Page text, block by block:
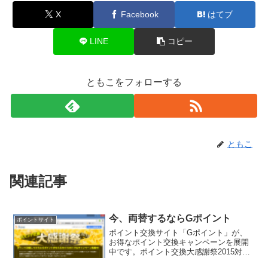
X Facebook はてブ
LINE コピー
ともこをフォローする
ともこ
関連記事
ポイントサイト 今、両替するならGポイント
ポイント交換サイト「Gポイント」が、
お得なポイント交換キャンペーンを展開
中です。ポイント交換大感謝祭2015対象